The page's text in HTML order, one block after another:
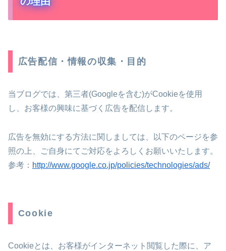
広告配信・情報の収集・目的
当ブログでは、第三者(Googleを含む)がCookieを使用
し、お客様の興味に基づく広告を配信します。
広告を無効にする方法に関しましては、以下のページを参
照の上、ご自身にてご対応をよろしくお願いいたします。
参考： http://www.google.co.jp/policies/technologies/ads/
Cookie
Cookieとは、お客様がインターネット閲覧した際に、ア